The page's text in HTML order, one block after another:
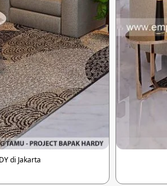
di Jakarta